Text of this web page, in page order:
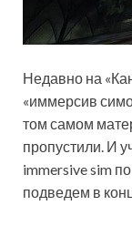
Недавно на
«иммерсив
том самом
пропустили. И
immersive sim
подведем в